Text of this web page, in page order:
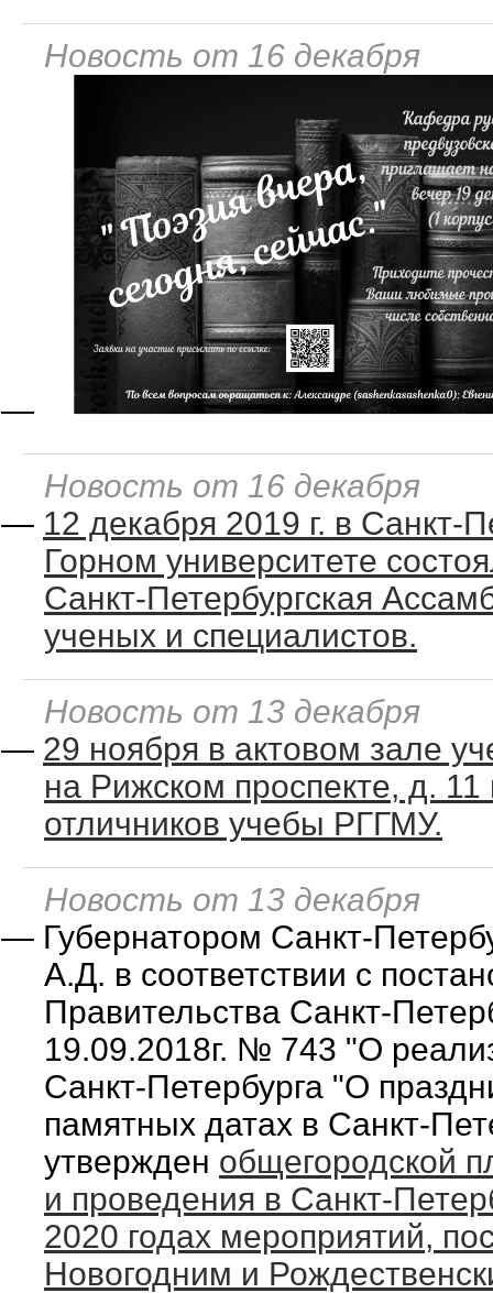
Новость от 16 декабря
—
Новость от 16 декабря
— 12 декабря 2019 г. в Санкт-
Горном университете
Санкт-Петербургская
ученых и специалистов.
Новость от 13 декабря
— 29 ноября в актовом зале
на Рижском проспекте, д.
отличников учебы РГГМУ.
Новость от 13 декабря
— Губернатором Санкт-
А.Д. в соответствии с
Правительства Санкт-
19.09.2018г. № 743 "О
Санкт-Петербурга "О
памятных датах в Санкт-
утвержден общегородской
и проведения в Санкт-
2020 годах мероприятий,
Новогодним и